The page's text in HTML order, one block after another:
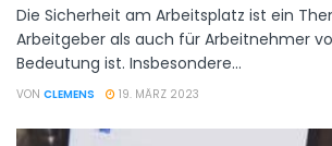
Die Sicherheit am Arbeitsplatz ist ein
Arbeitgeber als auch für Arbeitnehmer
Bedeutung ist. Insbesondere...
VON CLEMENS 19. MÄRZ 2023